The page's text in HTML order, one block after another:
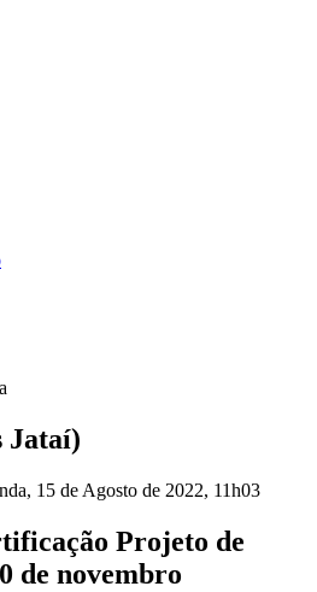
Jataí)
15 de Agosto de 2022, 11h03
Projeto de
de novembro